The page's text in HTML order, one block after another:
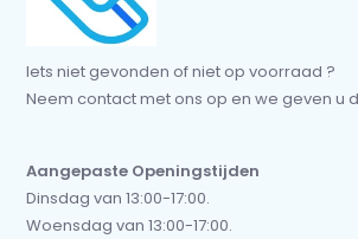
Iets niet gevonden of niet op voorraad ?
Neem contact met ons op en we geven u
Aangepaste Openingstijden
Dinsdag van 13:00-17:00.
Woensdag van 13:00-17:00.